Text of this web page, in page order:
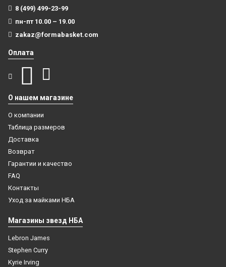
8 (499) 499-23-99
пн-пт 10.00 – 19.00
zakaz@formabasket.com
Оплата
О нашем магазине
О компании
Таблица размеров
Доставка
Возврат
Гарантии и качество
FAQ
Контакты
Уход за майками НБА
Магазины звезд НБА
Lebron James
Stephen Curry
Kyrie Irving